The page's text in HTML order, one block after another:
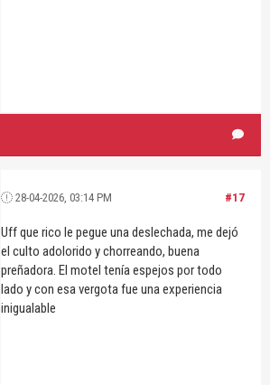
#17
28-04-2026, 03:14 PM
Uff que rico le pegue una deslechada, me dejó
el culto adolorido y chorreando, buena
preñadora. El motel tenía espejos por todo
lado y con esa vergota fue una experiencia
inigualable